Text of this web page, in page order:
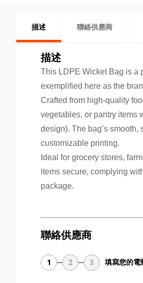
描述 聯絡供應商
描述
This LDPE Wicket Bag is a
exemplified here as the
Crafted from high-quality
vegetables, or pantry items
design). The bag’s
customizable printing.
Ideal for grocery stores,
items secure, complying
package.
聯絡供應商
1 2 3 填寫您的電